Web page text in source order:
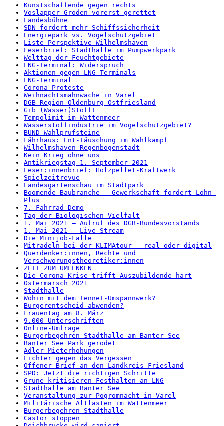
Kunstschaffende gegen rechts
Voslapper Groden vorerst gerettet
Landesbühne
SDN fordert mehr Schiffssicherheit
Energiepark vs. Vogelschutzgebiet
Liste Perspektive Wilhelmshaven
Leserbrief: Stadthalle im Pumpwerkpark
Welttag der Feuchtgebiete
LNG-Terminal: Widerspruch
Aktionen gegen LNG-Terminals
LNG-Terminal
Corona-Proteste
Weihnachtsmahnwache in Varel
DGB-Region Oldenburg-Ostfriesland
Gib (Wasser)Stoff!
Tempolimit im Wattenmeer
Wasserstoffindustrie im Vogelschutzgebiet?
BUND-Wahlprüfsteine
Fährhaus: Ent-Täuschung im Wahlkampf
Wilhelmshaven Regenbogenstadt
Kein Krieg ohne uns
Antikriegstag 1. September 2021
Leser:innenbrief: Holzpellet-Kraftwerk
Spielzeitrevue
Landesgartenschau im Stadtpark
Boomende Baubranche – Gewerkschaft fordert Lohn-
Plus
7. Fahrrad-Demo
Tag der Biologischen Vielfalt
1. Mai 2021 – Aufruf des DGB-Bundesvorstands
1. Mai 2021 – Live-Stream
Die Minijob-Falle
Mitradeln bei der KLIMAtour – real oder digital
Querdenker:innen, Rechte und
Verschwörungstheoretiker:innen
ZEIT ZUM UMLENKEN
Die Corona-Krise trifft Auszubildende hart
Ostermarsch 2021
Stadthalle
Wohin mit dem TenneT-Umspannwerk?
Bürgerentscheid abwenden?
Frauentag am 8. März
9.000 Unterschriften
Online-Umfrage
Bürgerbegehren Stadthalle am Banter See
Banter See Park gerodet
Adler Mieterhöhungen
Lichter gegen das Vergessen
Offener Brief an den Landkreis Friesland
SPD: Jetzt die richtigen Schritte
Grüne kritisieren Festhalten an LNG
Stadthalle am Banter See
Veranstaltung zur Pogromnacht in Varel
Militärische Altlasten im Wattenmeer
Bürgerbegehren Stadthalle
Castor stoppen